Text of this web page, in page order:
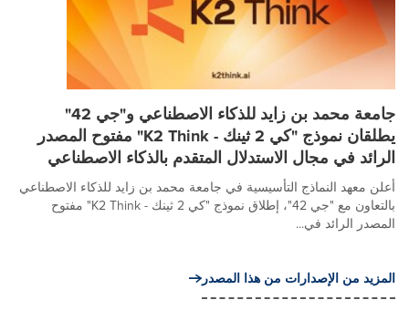
جامعة محمد بن زايد للذكاء الاصطناعي و"جي 42"
يطلقان نموذج "كي 2 ثينك - K2 Think" مفتوح المصدر
الرائد في مجال الاستدلال المتقدم بالذكاء الاصطناعي
أعلن معهد النماذج التأسيسية في جامعة محمد بن زايد للذكاء الاصطناعي
بالتعاون مع "جي 42"، إطلاق نموذج "كي 2 ثينك - K2 Think" مفتوح
المصدر الرائد في...
المزيد من الإصدارات من هذا المصدر